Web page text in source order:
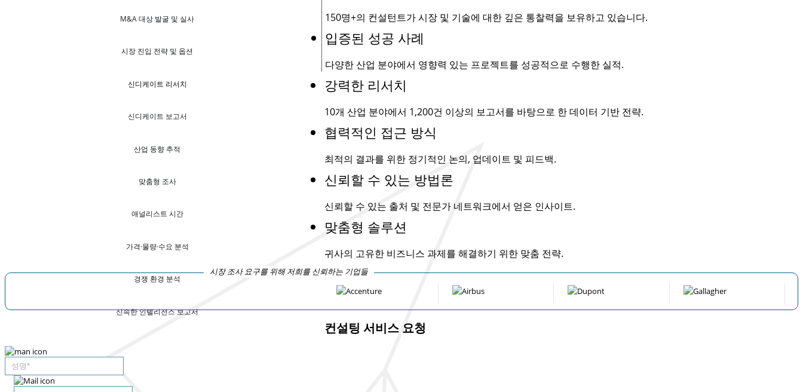
M&A 대상 발굴 및 실사
시장 진입 전략 및 옵션
신디케이트 리서치
신디케이트 보고서
산업 동향 추적
맞춤형 조사
애널리스트 시간
가격·물량·수요 분석
경쟁 환경 분석
신속한 인텔리전스 보고서
150명+의 컨설턴트가 시장 및 기술에 대한 깊은 통찰력을 보유하고 있습니다.
입증된 성공 사례
다양한 산업 분야에서 영향력 있는 프로젝트를 성공적으로 수행한 실적.
강력한 리서치
10개 산업 분야에서 1,200건 이상의 보고서를 바탕으로 한 데이터 기반 전략.
협력적인 접근 방식
최적의 결과를 위한 정기적인 논의, 업데이트 및 피드백.
신뢰할 수 있는 방법론
신뢰할 수 있는 출처 및 전문가 네트워크에서 얻은 인사이트.
맞춤형 솔루션
귀사의 고유한 비즈니스 과제를 해결하기 위한 맞춤 전략.
시장 조사 요구를 위해 저희를 신뢰하는 기업들
컨설팅 서비스 요청